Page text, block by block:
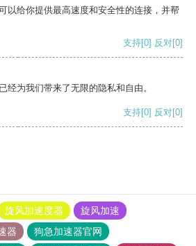
以给你提供最高速度和安全性的连接，并帮
支持[0] 反对[0]
经为我们带来了无限的隐私和自由。
支持[0] 反对[0]
旋风加速度器
旋风加速
器
狗急加速器官网